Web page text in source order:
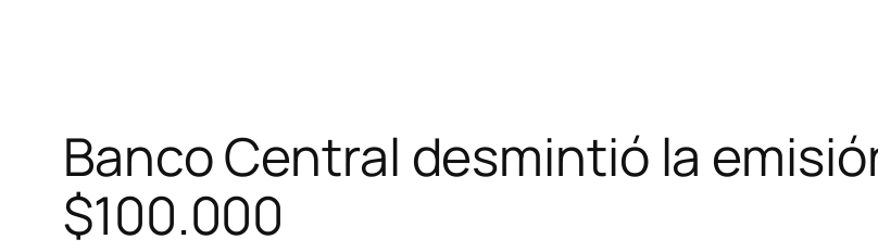
Banco Central desmintió la
$100.000